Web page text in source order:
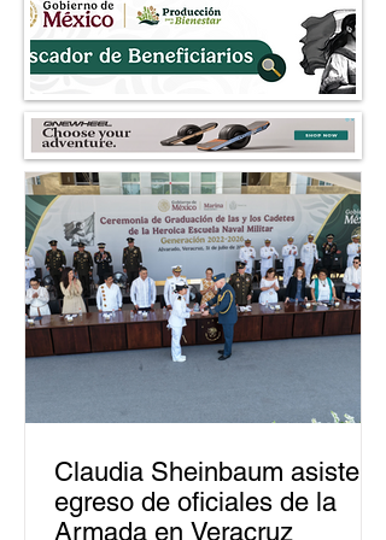
Claudia Sheinbaum asiste a
egreso de oficiales de la
Armada en Veracruz